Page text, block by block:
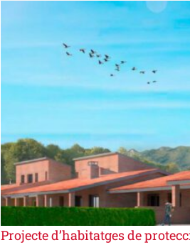
Projecte d’habitatges de